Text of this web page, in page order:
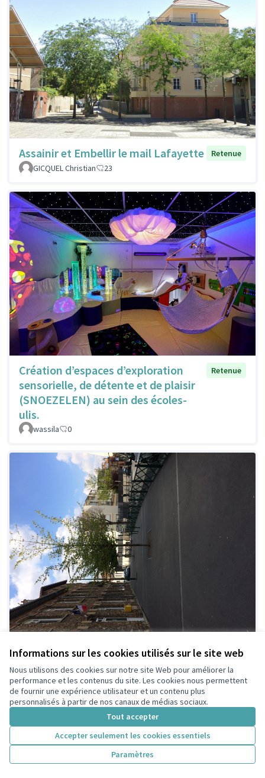
Informations sur les cookies utilisés sur le site web
Nous utilisons des cookies sur notre site Web pour améliorer la
performance et les contenus du site. Les cookies nous permettent
de fournir une expérience utilisateur et un contenu plus
personnalisés à partir de nos canaux de médias sociaux.
Tout accepter
Accepter seulement les cookies essentiels
Paramètres
Assainir et Embellir le mail Lafayette
Retenue
GICQUEL Christian
23
Création d’espaces d’exploration
sensorielle, de détente et de plaisir
(SNOEZELEN) au sein des écoles-
ulis.
Retenue
wassila 0
Aménagement placette école Victor
Hugo
Retenue
Delnot 2